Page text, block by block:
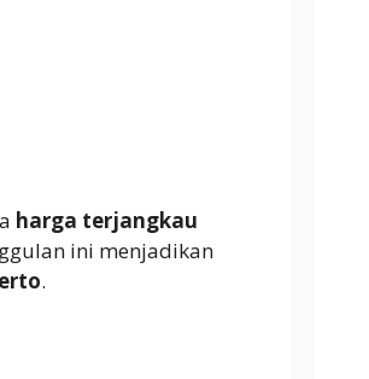
harga terjangkau
ini menjadikan
.